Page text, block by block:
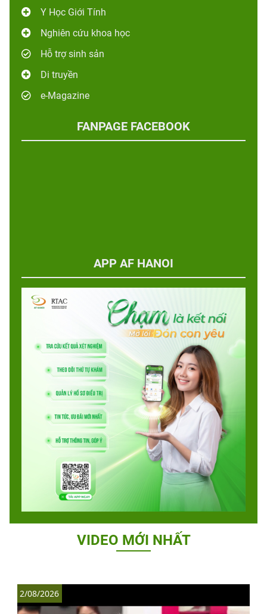
Y Học Giới Tính
Nghiên cứu khoa học
Hỗ trợ sinh sản
Di truyền
e-Magazine
FANPAGE FACEBOOK
APP AF HANOI
VIDEO MỚI NHẤT
2/08/2026